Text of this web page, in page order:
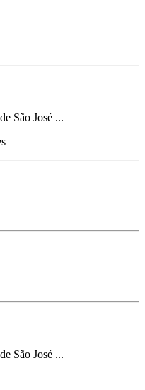
São José ...
São José ...